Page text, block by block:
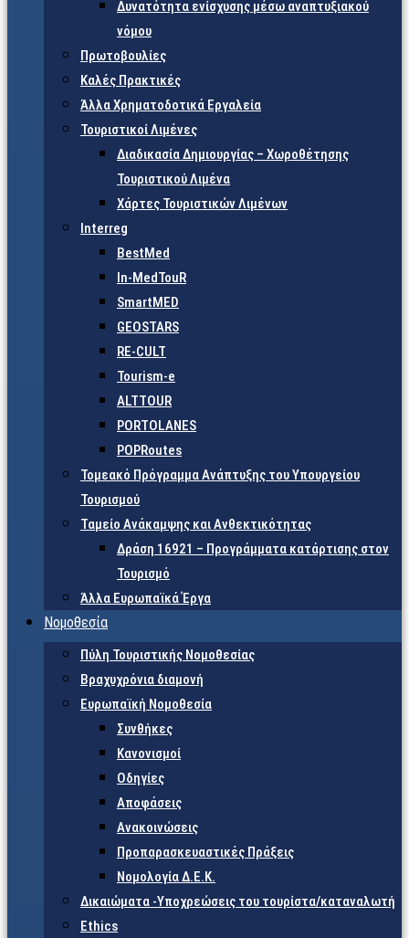
Δυνατότητα ενίσχυσης μέσω αναπτυξιακού
νόμου
Πρωτοβουλίες
Καλές Πρακτικές
Άλλα Χρηματοδοτικά Εργαλεία
Τουριστικοί Λιμένες
Διαδικασία Δημιουργίας – Χωροθέτησης
Τουριστικού Λιμένα
Χάρτες Τουριστικών Λιμένων
Interreg
BestMed
In-MedTouR
SmartMED
GEOSTARS
RE-CULT
Tourism-e
ALTTOUR
PORTOLANES
POPRoutes
Τομεακό Πρόγραμμα Ανάπτυξης του Υπουργείου
Τουρισμού
Ταμείο Ανάκαμψης και Ανθεκτικότητας
Δράση 16921 – Προγράμματα κατάρτισης στον
Τουρισμό
Άλλα Ευρωπαϊκά Έργα
Νομοθεσία
Πύλη Τουριστικής Νομοθεσίας
Βραχυχρόνια διαμονή
Ευρωπαϊκή Νομοθεσία
Συνθήκες
Κανονισμοί
Οδηγίες
Αποφάσεις
Ανακοινώσεις
Προπαρασκευαστικές Πράξεις
Νομολογία Δ.Ε.Κ.
Δικαιώματα -Υποχρεώσεις του τουρίστα/καταναλωτή
Ethics